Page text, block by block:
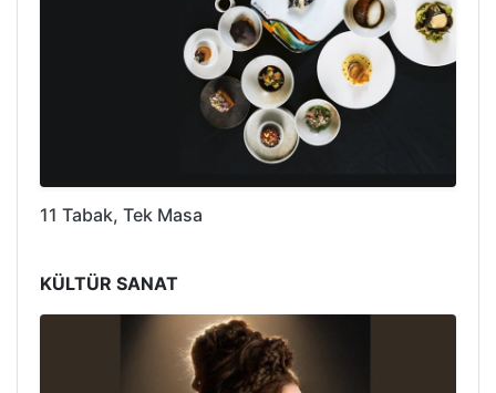
11 Tabak, Tek Masa
KÜLTÜR SANAT